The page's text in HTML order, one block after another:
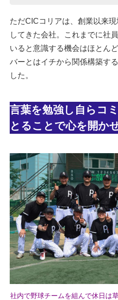
ただCICコリアは、創業以来
してきた会社。これまでに社
いると意識する機会はほとん
バーとはイチから関係構築す
した。
言葉を勉強し自らコ
とることで心を開か
社内で野球チームを組んで休日は